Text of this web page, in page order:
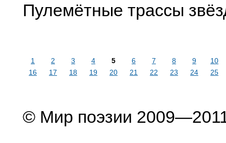
Пулемётные трассы
1 2 3 4 5 6 7 8 9
10
16
17 18 19 20 21 22 23 24 25
© Мир поэзии